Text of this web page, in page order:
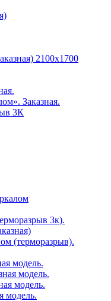
2100х1700
Заказная.
3К
3к).
(терморазрыв).
модель.
модель.
модель.
модель.